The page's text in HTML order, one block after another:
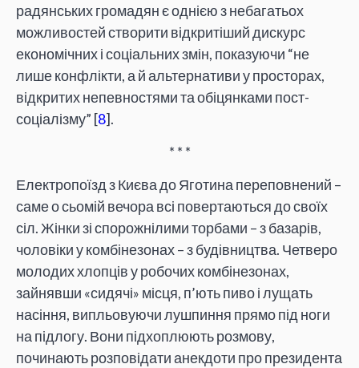
радянських громадян є однією з небагатьох
можливостей створити відкритіший дискурс
економічних і соціальних змін, показуючи “не
лише конфлікти, а й альтернативи у просторах,
відкритих непевностями та обіцянками пост-
соціалізму” [8].
* * *
Електропоїзд з Києва до Яготина переповнений –
саме о сьомій вечора всі повертаються до своїх
сіл. Жінки зі спорожнілими торбами – з базарів,
чоловіки у комбінезонах – з будівництва. Четверо
молодих хлопців у робочих комбінезонах,
зайнявши «сидячі» місця, п’ють пиво і лущать
насіння, випльовуючи лушпиння прямо під ноги
на підлогу. Вони підхоплюють розмову,
починають розповідати анекдоти про президента